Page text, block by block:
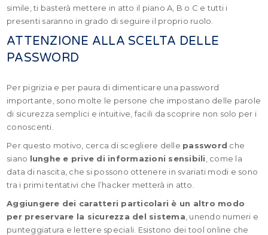
simile, ti basterà mettere in atto il piano A, B o C e tutti i
presenti saranno in grado di seguire il proprio ruolo.
ATTENZIONE ALLA SCELTA DELLE
PASSWORD
Per pigrizia e per paura di dimenticare una password
importante, sono molte le persone che impostano delle parole
di sicurezza semplici e intuitive, facili da scoprire non solo per i
conoscenti.
Per questo motivo, cerca di scegliere delle password che
siano lunghe e prive di informazioni sensibili , come la
data di nascita, che si possono ottenere in svariati modi e sono
tra i primi tentativi che l’hacker metterà in atto.
Aggiungere dei caratteri particolari è un altro modo
per preservare la sicurezza del sistema , unendo numeri e
punteggiatura e lettere speciali. Esistono dei tool online che